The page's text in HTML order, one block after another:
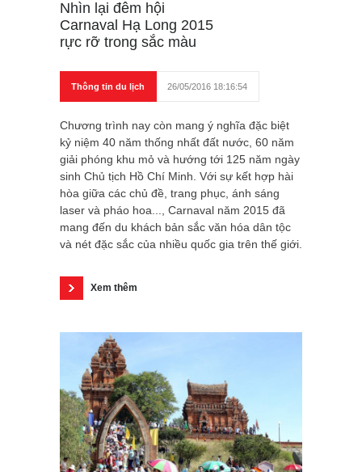
Nhìn lại đêm hội
Carnaval Hạ Long 2015
rực rỡ trong sắc màu
Thông tin du lịch 26/05/2016 18:16:54
Chương trình nay còn mang ý nghĩa đặc biệt
kỷ niệm 40 năm thống nhất đất nước, 60 năm
giải phóng khu mỏ và hướng tới 125 năm ngày
sinh Chủ tịch Hồ Chí Minh. Với sự kết hợp hài
hòa giữa các chủ đề, trang phục, ánh sáng
laser và pháo hoa..., Carnaval năm 2015 đã
mang đến du khách bản sắc văn hóa dân tộc
và nét đặc sắc của nhiều quốc gia trên thế giới.
Xem thêm